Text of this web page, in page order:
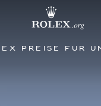
Preise für